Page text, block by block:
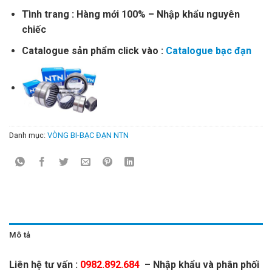
Tình trang : Hàng mới 100% – Nhập khẩu nguyên
chiếc
Catalogue sản phẩm click vào : Catalogue bạc đạn
Danh mục: VÒNG BI-BẠC ĐẠN NTN
Mô tả
Liên hệ tư vấn : 0982.892.684 – Nhập khẩu và phân phối